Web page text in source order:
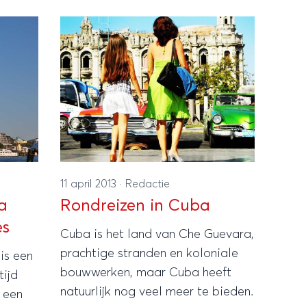
lekker even tussenuit trekken met
de hele familie, blijft echter een
goede manier om te ontspannen.
Gelukkig zijn er in Nederland
genoeg pretparken te vinden waar
je van een kort familie-uitje kunt
genieten.
een
11 april 2013 · Redactie
Rondreizen in Cuba
Cuba is het land van Che Guevara,
prachtige stranden en koloniale
bouwwerken, maar Cuba heeft
natuurlijk nog veel meer te bieden.